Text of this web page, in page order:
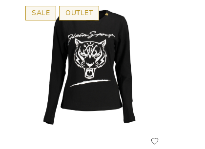
SALE OUTLET